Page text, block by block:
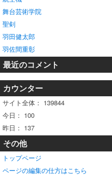
舞台芸術学院
聖剣
羽田健太郎
羽佐間重彰
最近のコメント
カウンター
サイト全体： 139844
今日： 100
昨日： 137
その他
トップページ
ページの編集の仕方はこちら